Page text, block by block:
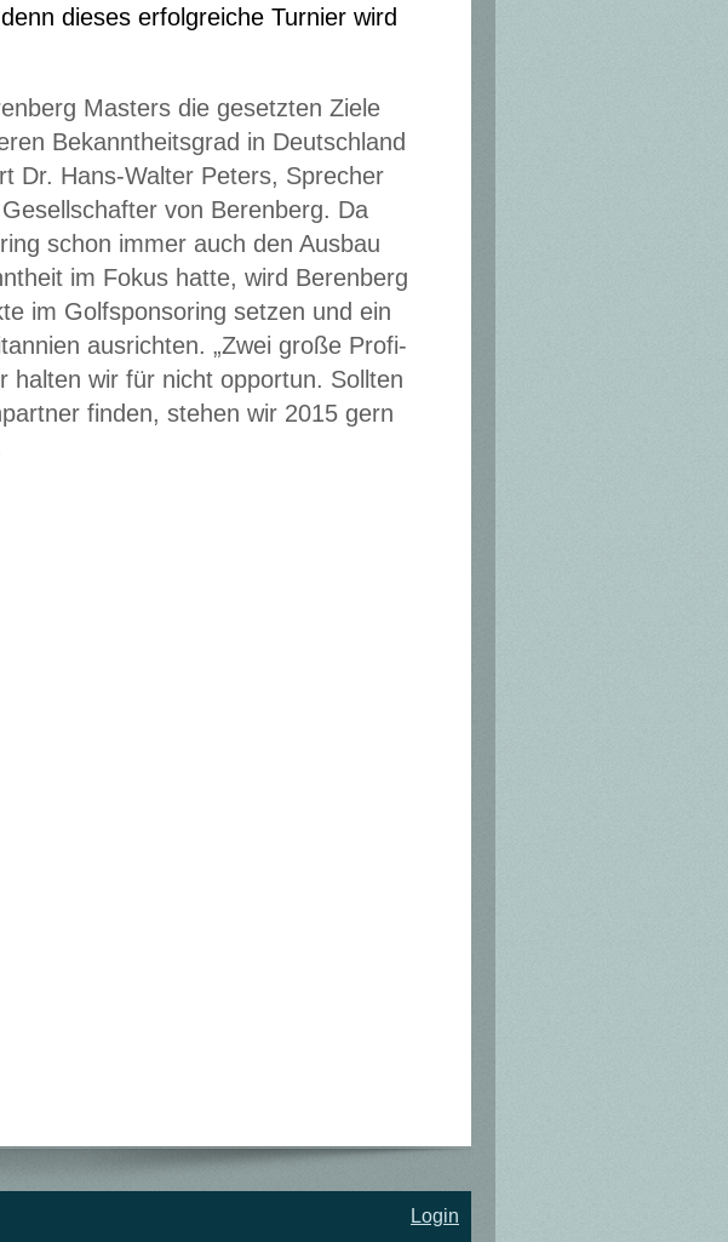
dieses erfolgreiche Turnier wird
Masters die gesetzten Ziele
Bekanntheitsgrad in Deutschland
Dr. Hans-Walter Peters, Sprecher
von Berenberg. Da
schon immer auch den Ausbau
im Fokus hatte, wird Berenberg
im Golfsponsoring setzen und ein
ausrichten. „Zwei große Profi-
halten wir für nicht opportun. Sollten
finden, stehen wir 2015 gern
Login